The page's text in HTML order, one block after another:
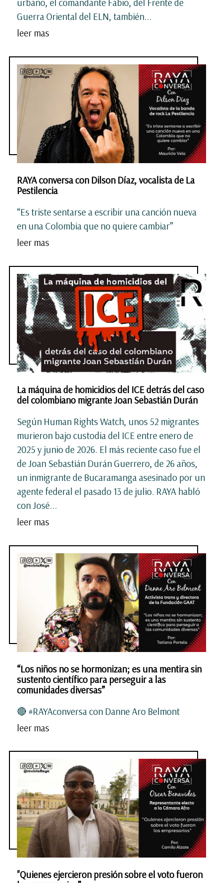
urbano, el comandante Fabio, del Frente de
Guerra Oriental del ELN, también...
leer mas
RAYA conversa con Dilson Díaz, vocalista de La
Pestilencia
“Es triste sentarse a escribir una canción nueva
en una Colombia que no quiere cambiar”
leer mas
La máquina de homicidios del ICE detrás del caso
del colombiano migrante Joan Sebastián Durán
Según Human Rights Watch, unos 52 migrantes
murieron bajo custodia del ICE entre enero de
2025 y junio de 2026. El más reciente caso fue el
de Joan Sebastián Durán Guerrero, de 26 años,
un inmigrante de Bucaramanga asesinado por un
agente federal el pasado 13 de julio. RAYA habló
con José...
leer mas
“Los niños no se hormonizan; es una mentira sin
sustento científico para perseguir a las
comunidades diversas”
🔴 #RAYAconversa con Danne Aro Belmont
leer mas
"Quienes ejercieron presión sobre el voto fueron